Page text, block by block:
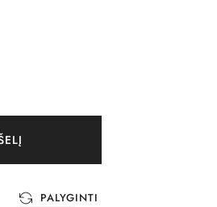
PALYGINTI